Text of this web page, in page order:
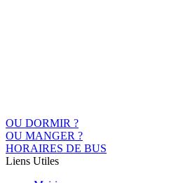
OU DORMIR ?
OU MANGER ?
HORAIRES DE BUS
Liens Utiles